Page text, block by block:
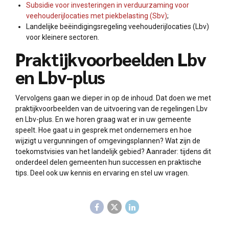
Subsidie voor investeringen in verduurzaming voor
veehouderijlocaties met piekbelasting (Sbv);
Landelijke beëindigingsregeling veehouderijlocaties (Lbv)
voor kleinere sectoren.
Praktijkvoorbeelden Lbv
en Lbv-plus
Vervolgens gaan we dieper in op de inhoud. Dat doen we met
praktijkvoorbeelden van de uitvoering van de regelingen Lbv
en Lbv-plus. En we horen graag wat er in uw gemeente
speelt. Hoe gaat u in gesprek met ondernemers en hoe
wijzigt u vergunningen of omgevingsplannen? Wat zijn de
toekomstvisies van het landelijk gebied? Aanrader: tijdens dit
onderdeel delen gemeenten hun successen en praktische
tips. Deel ook uw kennis en ervaring en stel uw vragen.